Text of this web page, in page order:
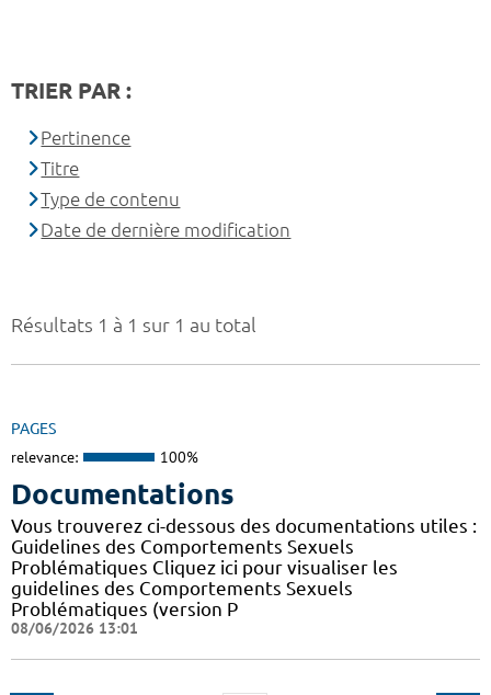
Résultats 1 à 1 sur 1 au total
PAGES
relevance: 100%
Documentations
Vous trouverez ci-dessous des documentations utiles :
Guidelines des Comportements Sexuels
Problématiques Cliquez ici pour visualiser les
guidelines des Comportements Sexuels
Problématiques (version P
08/06/2026 13:01
TRIER PAR :
Pertinence
Titre
Type de contenu
Date de dernière modification